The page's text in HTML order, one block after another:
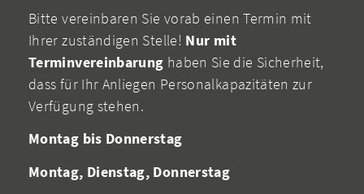
Bitte vereinbaren Sie vorab einen Termin mit
Ihrer zuständigen Stelle! Nur mit
Terminvereinbarung haben Sie die Sicherheit,
dass für Ihr Anliegen Personalkapazitäten zur
Verfügung stehen.
Montag bis Donnerstag
Montag, Dienstag, Donnerstag